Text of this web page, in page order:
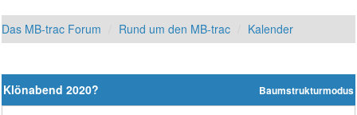
Das MB-trac Forum Rund um den MB-trac Kalender
Baumstrukturmodus
Klönabend 2020?